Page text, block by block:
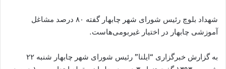
شهداد بلوچ رئیس شورای شهر چابهار گفته ۸۰ درصد مشاغل
آموزشی چابهار در اختیار غیربومی‌هاست.
به گزارش خبرگزاری “ایلنا” رئیس شورای شهر چابهار شنبه ۲۲